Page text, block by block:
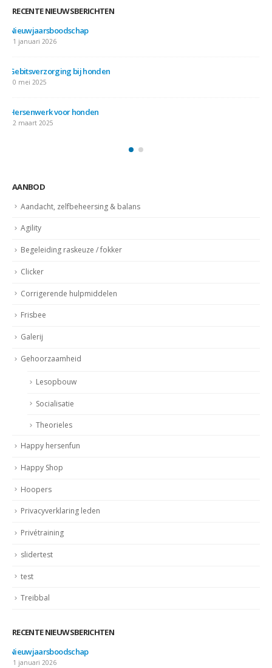
RECENTE NIEUWSBERICHTEN
januari 2026
bij honden
mei 2025
voor honden
maart 2025
AANBOD
Aandacht, zelfbeheersing & balans
Agility
Begeleiding raskeuze / fokker
Clicker
Corrigerende hulpmiddelen
Frisbee
Galerij
Gehoorzaamheid
Lesopbouw
Socialisatie
Theorieles
Happy hersenfun
Happy Shop
Hoopers
Privacyverklaring leden
Privétraining
slidertest
test
Treibbal
RECENTE NIEUWSBERICHTEN
Nieuwjaarsboodschap
31 januari 2026